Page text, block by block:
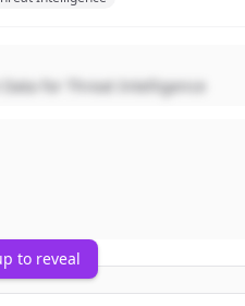
Data for Threat Intelligence
to reveal